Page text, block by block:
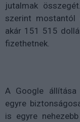
jutalmak
szerint mostantól
akár 151 515
fizethetnek.
A Google
egyre
is egyre